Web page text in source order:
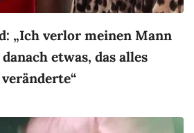
„Ich verlor meinen Mann
etwas, das alles
veränderte“